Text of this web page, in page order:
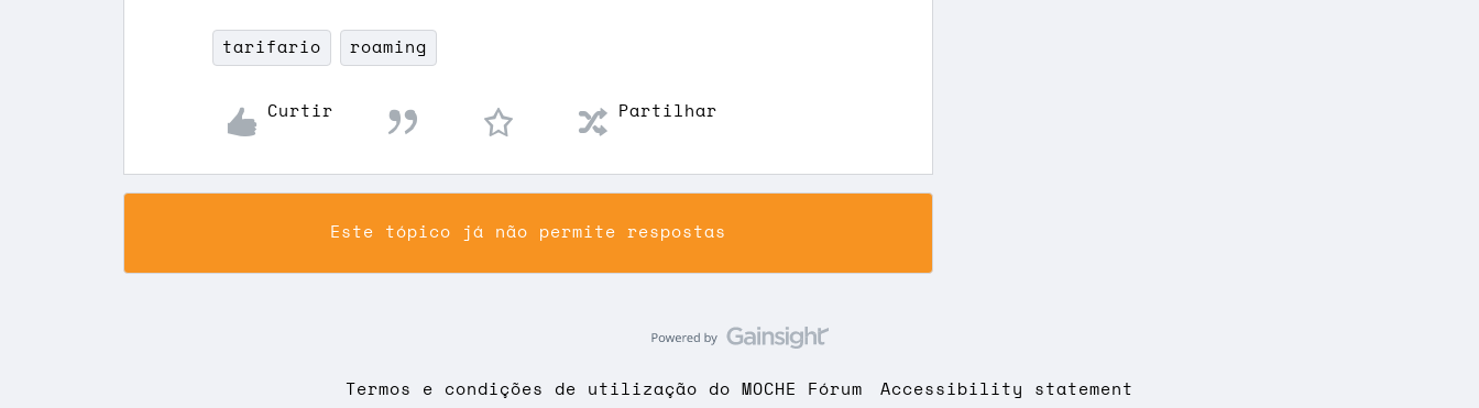
tarifario roaming
Curtir Partilhar
Este tópico já não permite respostas
Termos e condições de utilização do MOCHE Fórum Accessibility statement